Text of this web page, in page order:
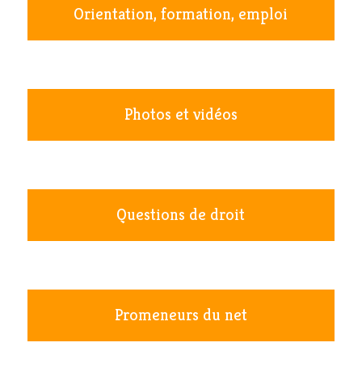
Orientation, formation, emploi
Photos et vidéos
Questions de droit
Promeneurs du net